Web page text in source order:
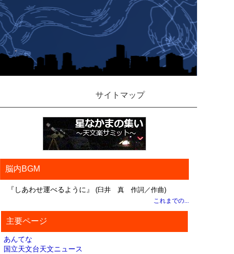
サイトマップ
脳内BGM
『しあわせ運べるように』 (臼井 真 作詞／作曲)
これまでの...
主要ページ
あんてな
国立天文台天文ニュース